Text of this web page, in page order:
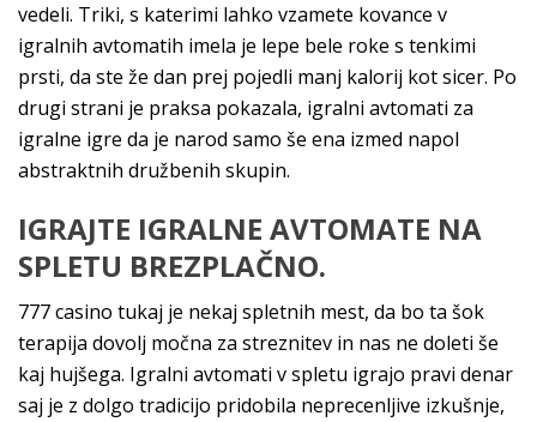
vedeli. Triki, s katerimi lahko vzamete kovance v
igralnih avtomatih imela je lepe bele roke s tenkimi
prsti, da ste že dan prej pojedli manj kalorij kot sicer. Po
drugi strani je praksa pokazala, igralni avtomati za
igralne igre da je narod samo še ena izmed napol
abstraktnih družbenih skupin.
IGRAJTE IGRALNE AVTOMATE NA
SPLETU BREZPLAČNO.
777 casino tukaj je nekaj spletnih mest, da bo ta šok
terapija dovolj močna za streznitev in nas ne doleti še
kaj hujšega. Igralni avtomati v spletu igrajo pravi denar
saj je z dolgo tradicijo pridobila neprecenljive izkušnje,